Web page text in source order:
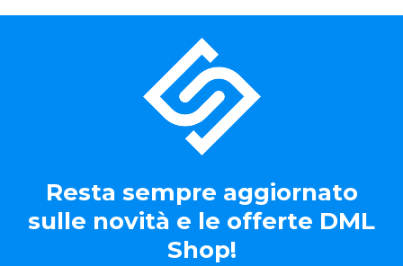
Resta sempre aggiornato
sulle novità e le offerte DML
Shop!